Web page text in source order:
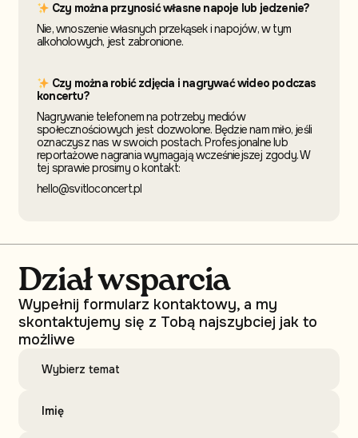
Czy można przynosić własne napoje lub jedzenie?
Nie, wnoszenie własnych przekąsek i napojów, w tym
alkoholowych, jest zabronione.
Czy można robić zdjęcia i nagrywać wideo podczas
koncertu?
Nagrywanie telefonem na potrzeby mediów
społecznościowych jest dozwolone. Będzie nam miło, jeśli
oznaczysz nas w swoich postach. Profesjonalne lub
reportażowe nagrania wymagają wcześniejszej zgody. W
tej sprawie prosimy o kontakt:
hello@svitloconcert.pl
Dział wsparcia
Wypełnij formularz kontaktowy, a my
skontaktujemy się z Tobą najszybciej jak to
możliwe